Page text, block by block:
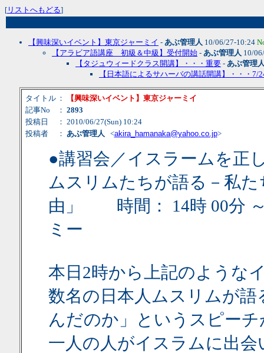
[ リストへもどる]
【興味深いイベント】東京ジャーミイ - あぶ管理人 10/06/27-10:24
【アラビア語講座 初級＆中級】受付開始 - あぶ管理人 10/
【タジュウィードクラス開講】・・・重要 - あぶ管理
【日本語によるサハーバの講話開講】・・・7/
タイトル ：
【興味深いイベント】東京ジャーミイ
記事No
： 2893
投稿日
： 2010/06/27(Sun) 10:24
投稿者
： あぶ管理人 <akira_hamanaka@yahoo.co.jp>
●講習会／イスラームを正
ムスリムたちが語る－私
由」 時間： 14時 00分
ミー
本日2時から上記のような
数名の日本人ムスリムが
んだのか」というスピー
一人の人がイスラムに出